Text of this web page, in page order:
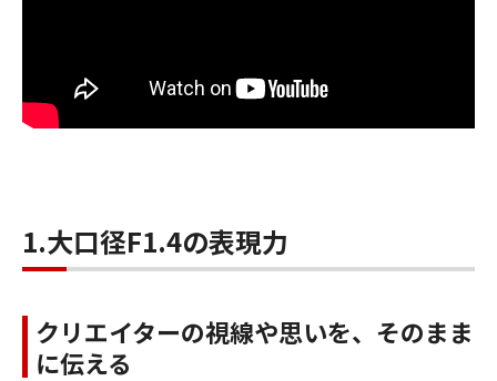
1.大口径F1.4の表現力
クリエイターの視線や思いを、そのまま
に伝える